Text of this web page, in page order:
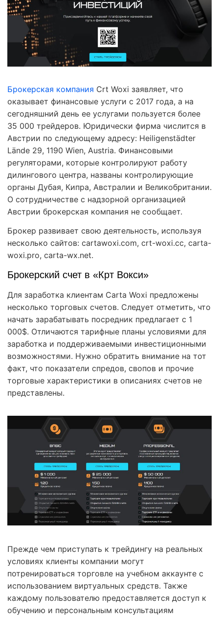
Брокерская компания Crt Woxi заявляет, что
оказывает финансовые услуги с 2017 года, а на
сегодняшний день ее услугами пользуется более
35 000 трейдеров. Юридически фирма числится в
Австрии по следующему адресу: Heiligenstädter
Lände 29, 1190 Wien, Austria. Финансовыми
регуляторами, которые контролируют работу
дилингового центра, названы контролирующие
органы Дубая, Кипра, Австралии и Великобритании.
О сотрудничестве с надзорной организацией
Австрии брокерская компания не сообщает.
Брокер развивает свою деятельность, используя
несколько сайтов: cartawoxi.com, crt-woxi.cc, carta-
woxi.pro, carta-wx.net.
Брокерский счет в «Крт Вокси»
Для заработка клиентам Carta Woxi предложены
несколько торговых счетов. Следует отметить, что
начать зарабатывать посредник предлагает с 1
000$. Отличаются тарифные планы условиями для
заработка и поддерживаемыми инвестиционными
возможностями. Нужно обратить внимание на тот
факт, что показатели спредов, свопов и прочие
торговые характеристики в описаниях счетов не
представлены.
Прежде чем приступать к трейдингу на реальных
условиях клиенты компании могут
потренироваться торговле на учебном аккаунте с
использованием виртуальных средств. Также
каждому пользователю предоставляется доступ к
обучению и персональным консультациям